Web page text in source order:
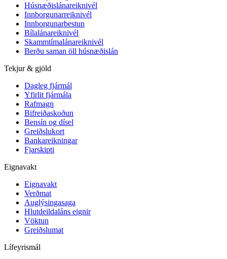
Húsnæðislánareiknivél
Innborgunarreiknivél
Innborgunarbestun
Bílalánareiknivél
Skammtímalánareiknivél
Berðu saman öll húsnæðislán
Tekjur & gjöld
Dagleg fjármál
Yfirlit fjármála
Rafmagn
Bifreiðaskoðun
Bensín og dísel
Greiðslukort
Bankareikningar
Fjarskipti
Eignavakt
Eignavakt
Verðmat
Auglýsingasaga
Hlutdeildaláns eignir
Vöktun
Greiðslumat
Lífeyrismál